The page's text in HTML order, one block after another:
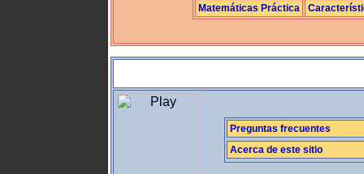
Matemáticas Práctica
Preguntas frecuentes
Acerca de este sitio